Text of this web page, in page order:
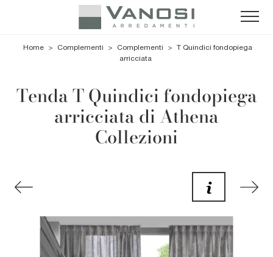
Home > Complementi > Complementi > T Quindici fondopiega
arricciata
Tenda T Quindici fondopiega
arricciata di Athena
Collezioni